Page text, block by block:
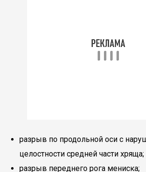
разрыв по продольной оси с
целостности средней части хряща;
разрыв переднего рога мениска;